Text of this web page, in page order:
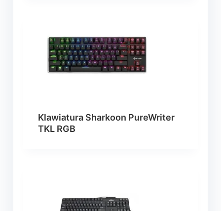
Klawiatura Sharkoon PureWriter
TKL RGB